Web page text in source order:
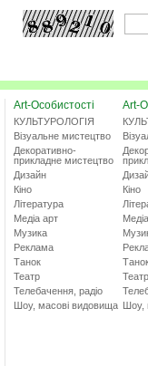
Art-Особистості
КУЛЬТУРОЛОГІЯ
Візуальне мистецтво
Декоративно-
прикладне мистецтво
Дизайн
Кіно
Література
Медіа арт
Музика
Реклама
Танок
Театр
Телебачення, радіо
Шоу, масові видовища
Art-
Кіно
Театр
Шоу,